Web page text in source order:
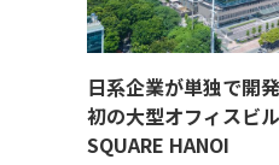
日系企業が単独で開
初の大型オフィスビ
SQUARE HANOI